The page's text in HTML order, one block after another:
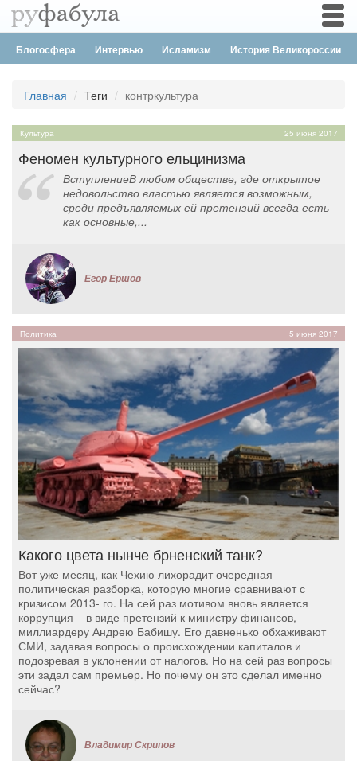
Блогосфера Интервью Исламизм История Великороссии
Главная Теги контркультура
Культура 25 июня 2017
Феномен культурного ельцинизма
ВступлениеВ любом обществе, где открытое
недовольство властью является возможным,
среди предъявляемых ей претензий всегда есть
как основные,...
Егор Ершов
Политика 5 июня 2017
Какого цвета нынче брненский танк?
Вот уже месяц, как Чехию лихорадит очередная
политическая разборка, которую многие сравнивают с
кризисом 2013- го. На сей раз мотивом вновь является
коррупция – в виде претензий к министру финансов,
миллиардеру Андрею Бабишу. Его давненько обхаживают
СМИ, задавая вопросы о происхождении капиталов и
подозревая в уклонении от налогов. Но на сей раз вопросы
эти задал сам премьер. Но почему он это сделал именно
сейчас?
Владимир Скрипов